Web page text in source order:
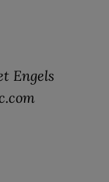
Engels